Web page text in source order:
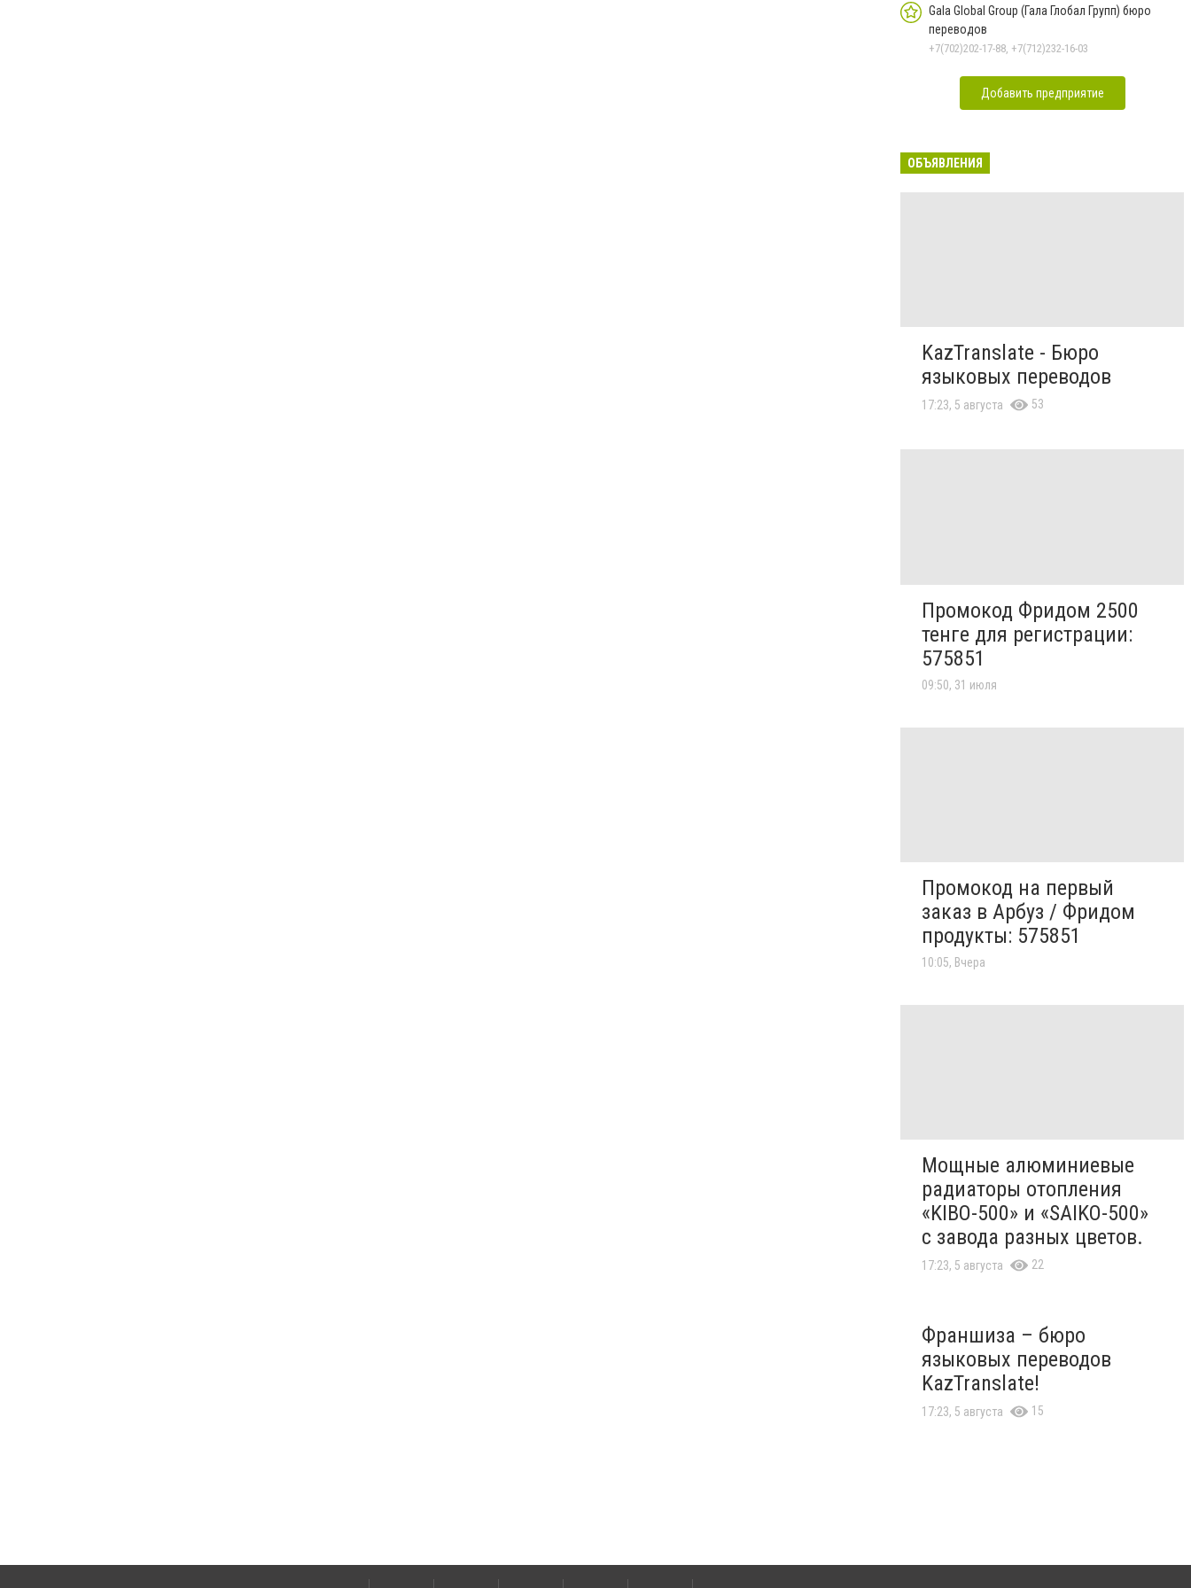
Gala Global Group (Гала Глобал Групп) бюро
переводов
+7(702)202-17-88, +7(712)232-16-03
Добавить предприятие
ОБЪЯВЛЕНИЯ
KazTranslate - Бюро
языковых переводов
17:23, 5 августа 53
Промокод Фридом 2500
тенге для регистрации:
575851
09:50, 31 июля
Промокод на первый
заказ в Арбуз / Фридом
продукты: 575851
10:05, Вчера
Мощные алюминиевые
радиаторы отопления
«KIBO-500» и «SAIKO-500»
с завода разных цветов.
17:23, 5 августа 22
Франшиза – бюро
языковых переводов
KazTranslate!
17:23, 5 августа 15